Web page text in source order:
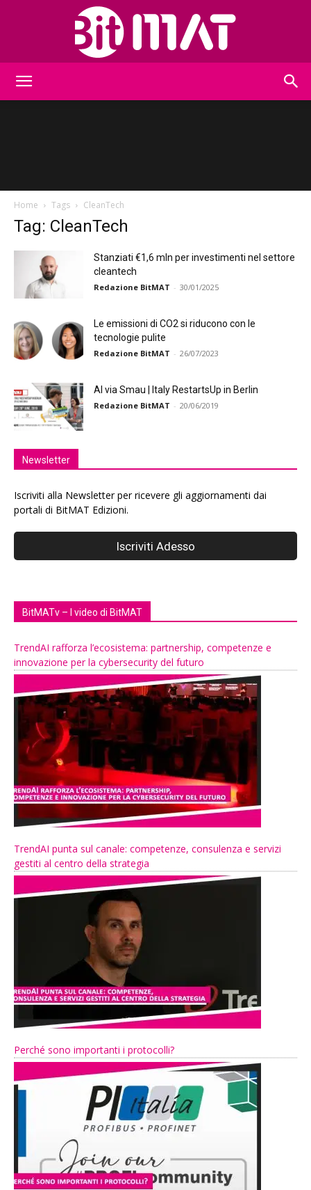
Home Tags CleanTech
Tag: CleanTech
Stanziati €1,6 mln per investimenti nel settore
cleantech
Redazione BitMAT - 30/01/2025
Le emissioni di CO2 si riducono con le
tecnologie pulite
Redazione BitMAT - 26/07/2023
Al via Smau | Italy RestartsUp in Berlin
Redazione BitMAT - 20/06/2019
Newsletter
Iscriviti alla Newsletter per ricevere gli aggiornamenti dai
portali di BitMAT Edizioni.
BitMATv – I video di BitMAT
TrendAI rafforza l’ecosistema: partnership, competenze e
innovazione per la cybersecurity del futuro
TrendAI punta sul canale: competenze, consulenza e servizi
gestiti al centro della strategia
Perché sono importanti i protocolli?